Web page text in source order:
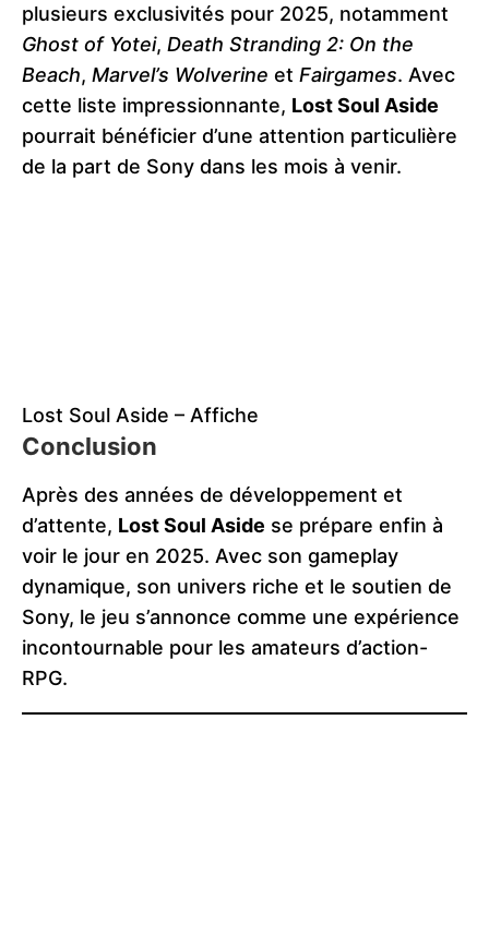
plusieurs exclusivités pour 2025, notamment
Ghost of Yotei, Death Stranding 2: On the
Beach, Marvel’s Wolverine et Fairgames. Avec
cette liste impressionnante, Lost Soul Aside
pourrait bénéficier d’une attention particulière
de la part de Sony dans les mois à venir.
Lost Soul Aside – Affiche
Conclusion
Après des années de développement et
d’attente, Lost Soul Aside se prépare enfin à
voir le jour en 2025. Avec son gameplay
dynamique, son univers riche et le soutien de
Sony, le jeu s’annonce comme une expérience
incontournable pour les amateurs d’action-
RPG.